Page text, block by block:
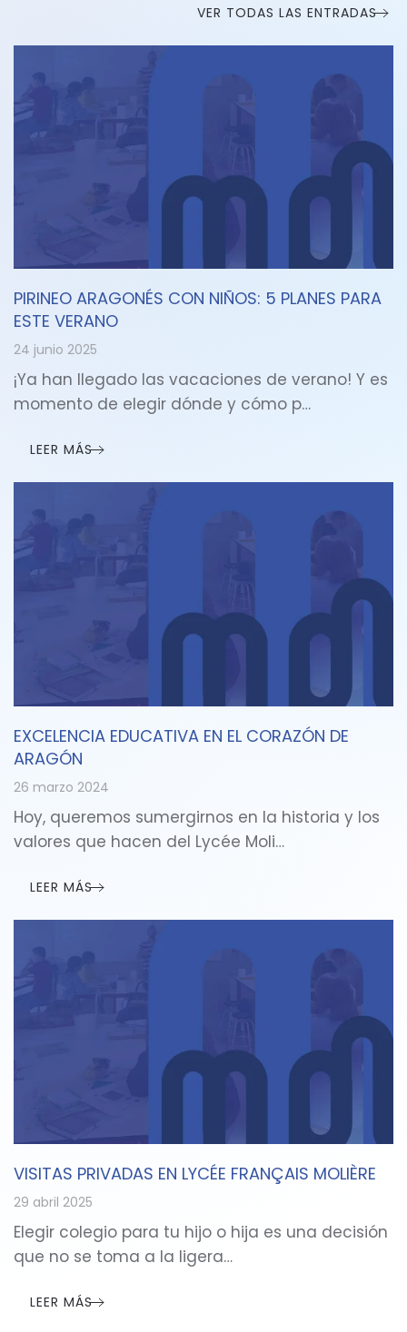
VER TODAS LAS ENTRADAS
PIRINEO ARAGONÉS CON NIÑOS: 5 PLANES PARA
ESTE VERANO
24 junio 2025
¡Ya han llegado las vacaciones de verano! Y es
momento de elegir dónde y cómo p…
LEER MÁS
EXCELENCIA EDUCATIVA EN EL CORAZÓN DE
ARAGÓN
26 marzo 2024
Hoy, queremos sumergirnos en la historia y los
valores que hacen del Lycée Moli…
LEER MÁS
VISITAS PRIVADAS EN LYCÉE FRANÇAIS MOLIÈRE
29 abril 2025
Elegir colegio para tu hijo o hija es una decisión
que no se toma a la ligera…
LEER MÁS